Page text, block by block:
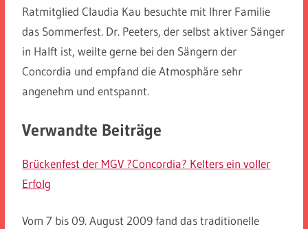
Ratmitglied Claudia Kau besuchte mit Ihrer Familie
das Sommerfest. Dr. Peeters, der selbst aktiver Sänger
in Halft ist, weilte gerne bei den Sängern der
Concordia und empfand die Atmosphäre sehr
angenehm und entspannt.
Verwandte Beiträge
Brückenfest der MGV ?Concordia? Kelters ein voller
Erfolg
Vom 7 bis 09. August 2009 fand das traditionelle